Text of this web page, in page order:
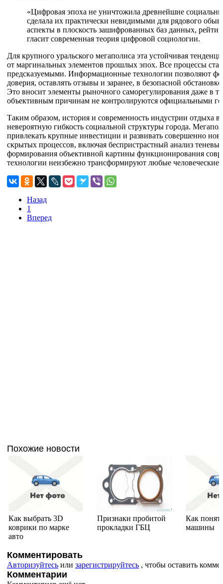
«Цифровая эпоха не уничтожила древнейшие
сделала их практически невидимыми для рядового
аспекты в плоскость зашифрованных баз данных,
гласит современная теория цифровой социологии.
Для крупного уральского мегаполиса эта устойчивая
от маргинальных элементов прошлых эпох. Все процессы
предсказуемыми. Информационные технологии позволяют
доверия, оставлять отзывы и заранее, в безопасной
Это вносит элементы рыночного саморегулирования даже в
объективным причинам не контролируются официальными
Таким образом, история и современность индустрии отдыха
невероятную гибкость социальной структуры города.
привлекать крупные инвестиции и развивать совершенно
скрытых процессов, включая беспристрастный анализ
формирования объективной картины функционирования
технологии неизбежно трансформируют любые человеческие
Назад
1
Вперед
Похожие новости
Как выбрать 3D
коврики по марке
авто
Признаки пробитой
прокладки ГБЦ
Как
машины
Комментировать
Авторизуйтесь или зарегистрируйтесь , чтобы оставить
Комментарии